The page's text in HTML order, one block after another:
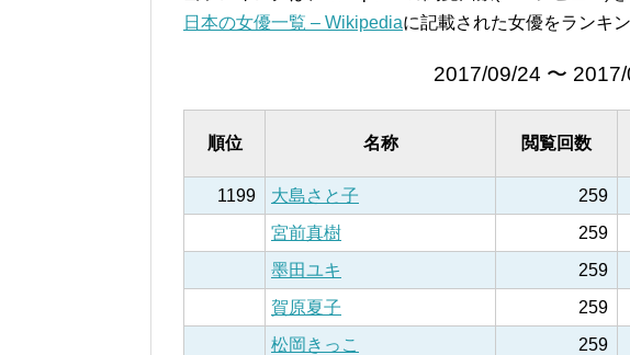
日本の女優一覧 – Wikipediaに記載された女優をランキ
2017/09/24 〜
順位 名称 閲覧回数
1199
大島さと子 259
宮前真樹
259
墨田ユキ
259
賀原夏子
259
松岡きっこ
259